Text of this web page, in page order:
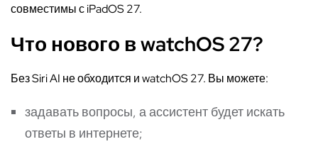
совместимы с iPadOS 27.
Что нового в watchOS 27?
Без Siri AI не обходится и watchOS 27. Вы можете:
задавать вопросы, а ассистент будет искать
ответы в интернете;